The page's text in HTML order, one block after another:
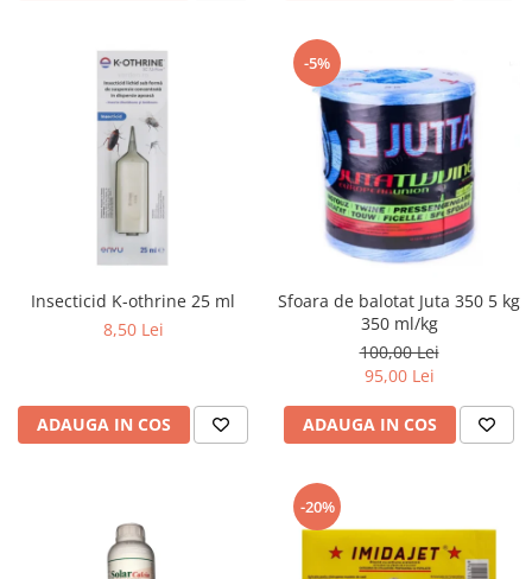
Insecticid K-othrine 25 ml
8,50 Lei
ADAUGA IN COS
-5%
Sfoara de balotat Juta 350 5 kg
350 ml/kg
100,00 Lei
95,00 Lei
ADAUGA IN COS
-20%